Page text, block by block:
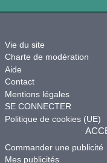
Vie du site
Charte de modération
Aide
Contact
Mentions légales
SE CONNECTER
Politique de cookies (UE)
Commander une publicité
Mes publicités